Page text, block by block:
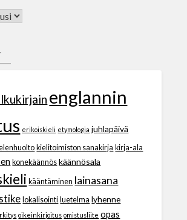
englannin
erikoiskieli etymologia juhlapäivä
kielitoimiston sanakirja kirja-ala
konekäännös käännösala
kääntäminen lainasana
lokalisointi luetelma lyhenne
oikeinkirjoitus omistusliite opas